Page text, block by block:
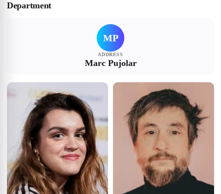
Department
MP
ADDRESS
Marc Pujolar